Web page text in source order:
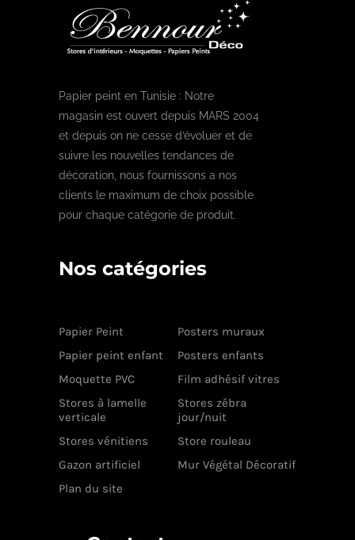
Papier peint en Tunisie : Notre
magasin est ouvert depuis MARS 2004
et depuis on ne cesse d’évoluer et de
suivre les nouvelles tendances de
décoration, nous fournissons a nos
clients le maximum de choix possible
pour chaque catégorie de produit.
Nos catégories
Papier Peint
Posters muraux
Papier peint enfant
Posters enfants
Moquette PVC
Film adhésif vitres
Stores à lamelle
verticale
Stores zébra
jour/nuit
Stores vénitiens
Store rouleau
Gazon artificiel
Mur Végétal Décoratif
Plan du site